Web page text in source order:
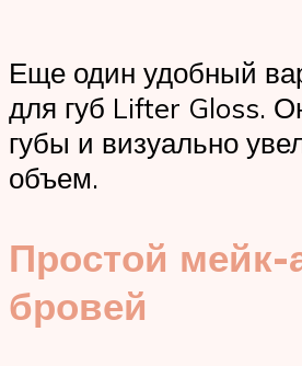
Еще один удобный
для губ Lifter Gloss.
губы и визуально
объем.
Простой мейк-
бровей